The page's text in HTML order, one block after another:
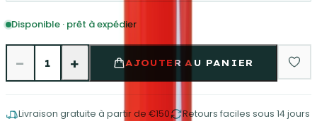
Disponible · prêt à expédier
− 1 + AJOUTER AU PANIER
Livraison gratuite à partir de €150
Retours faciles sous 14 jours